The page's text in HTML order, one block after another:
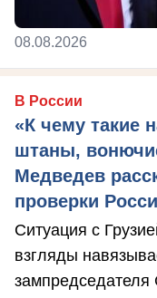
08.08.2026
В России
«К чему такие
штаны,
Медведев
проверки
Ситуация с
взгляды
зампредседателя